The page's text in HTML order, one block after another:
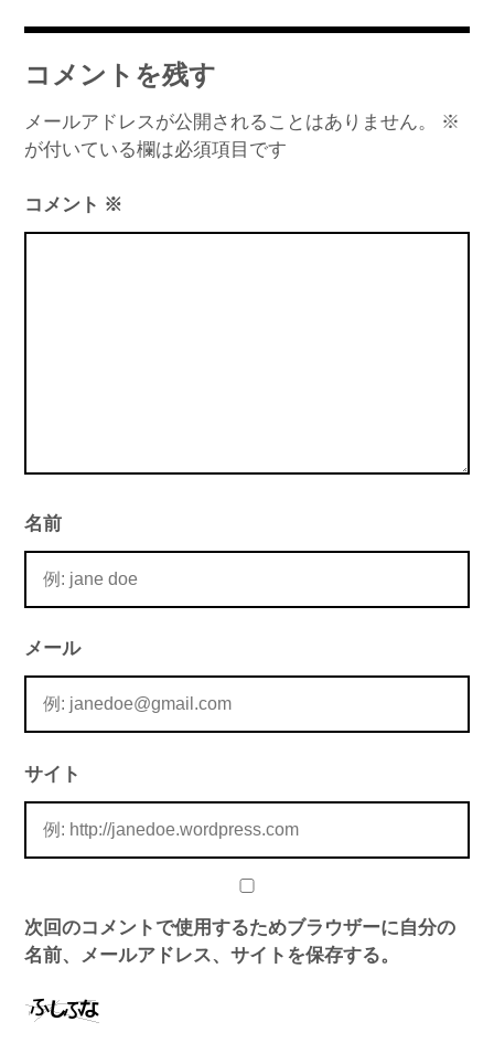
稿
ナ
ビ
ゲ
ー
シ
ョ
コメントを残す
メールアドレスが公開されることはありません。
※
が付いている欄は必須項目です
コメント ※
名前
メール
サイト
次回のコメントで使用するためブラウザーに自分の
名前、メールアドレス、サイトを保存する。